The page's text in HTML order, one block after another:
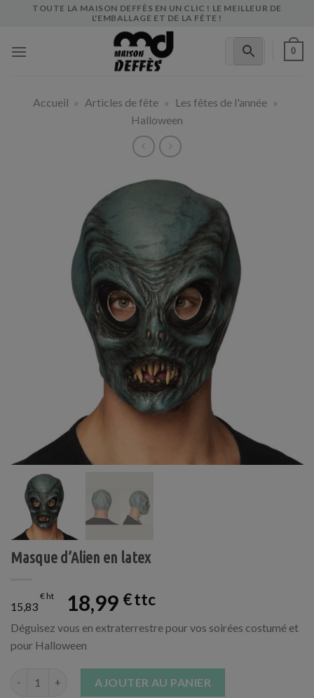
TOUTE LA MAISON DEFFÈS EN UN CLIC ! LE MEILLEUR DE
L'EMBALLAGE ET DE LA FÊTE !
0
Accueil » Articles de fête » Les fêtes de l'année »
Halloween
Masque d’Alien en latex
15,83
€ 18,99 €
Déguisez vous en extraterrestre pour vos soirées costumé et
pour Halloween
AJOUTER AU PANIER